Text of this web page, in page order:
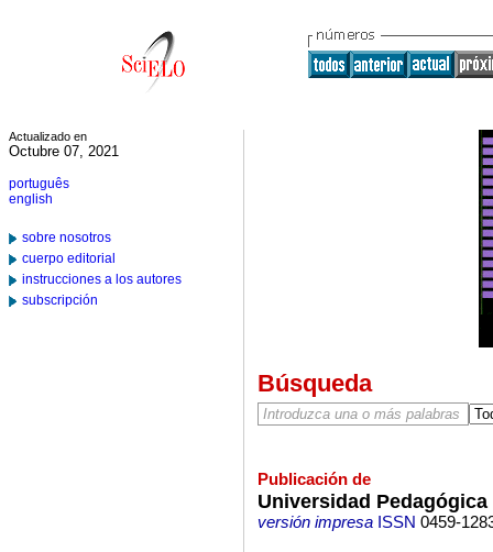
Actualizado en
Octubre 07, 2021
português
english
sobre nosotros
cuerpo editorial
instrucciones a los autores
subscripción
Búsqueda
Publicación de
Universidad
versión impresaISSN 0459-